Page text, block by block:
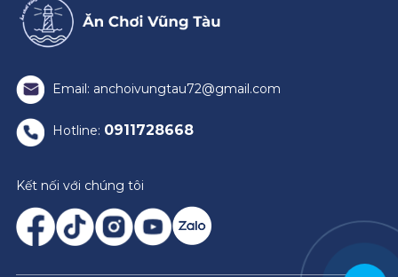
Email: anchoivungtau72@gmail.com
Hotline: 0911728668
Kết nối với chúng tôi